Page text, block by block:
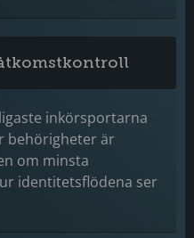
inkörsportarna
behörigheter är
om minsta
identitetsflödena ser